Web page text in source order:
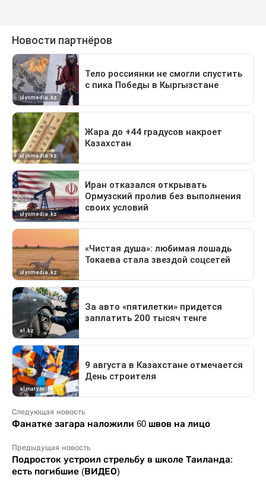
Следующая новость
Фанатке загара наложили 60 швов на лицо
Предыдущая новость
Подросток устроил стрельбу в школе Таиланда:
есть погибшие (ВИДЕО)